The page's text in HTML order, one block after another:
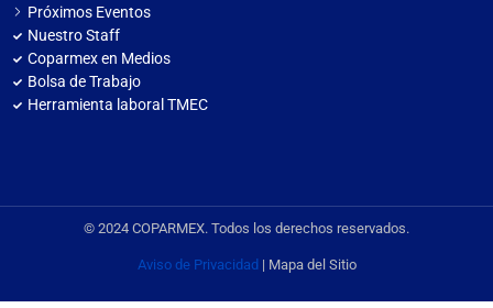
Próximos Eventos
Nuestro Staff
Coparmex en Medios
Bolsa de Trabajo
Herramienta laboral TMEC
© 2024 COPARMEX. Todos los derechos reservados.
Aviso de Privacidad | Mapa del Sitio